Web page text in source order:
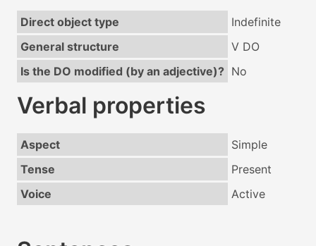
Direct object type
Indefinite
General structure
V DO
Is the DO modified (by an adjective)? No
Verbal properties
Aspect
Simple
Tense
Present
Voice
Active